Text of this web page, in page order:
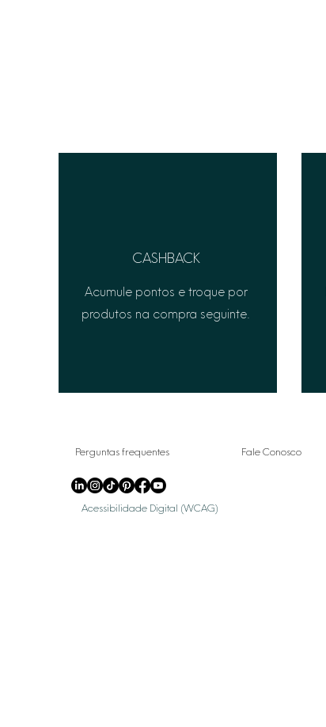
CASHBACK
Acumule pontos e troque por
produtos na compra seguinte.
Perguntas frequentes Fale Conosco
Acessibilidade Digital (WCAG)